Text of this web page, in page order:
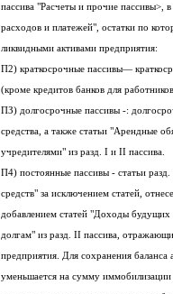
пассива "Расчеты и прочие пассивы>,
расходов и платежей", остатки по
ликвидными активами предприятия:
П2) краткосрочные пассивы—
(кроме кредитов банков для
ПЗ) долгосрочные пассивы -:
учредителями" из разд. I и II пассива.
П4) постоянные пассивы - статьи
средств" за исключением статей,
добавлением статей "Доходы
долгам" из разд. II пассива,
уменьшается на сумму